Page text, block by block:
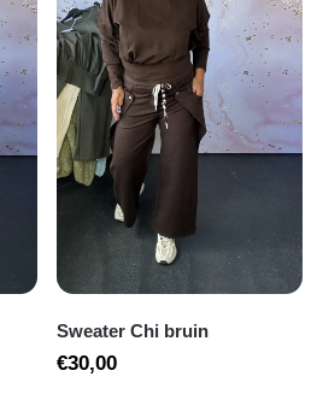
Sweater Chi bruin
€30,00